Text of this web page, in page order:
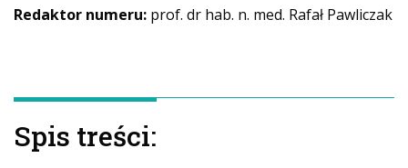
Redaktor numeru: prof. dr hab. n. med. Rafał Pawliczak
Spis treści: